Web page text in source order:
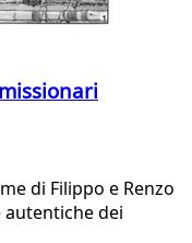
di Filippo e Renzo
dei